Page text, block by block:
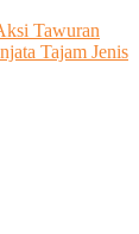
Tawuran
Tajam Jenis